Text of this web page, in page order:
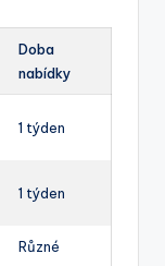
Doba
nabídky
1 týden
1 týden
Různé